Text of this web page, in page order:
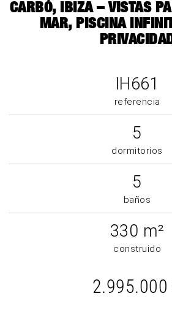
CARBÓ, IBIZA – VISTAS
MAR, PISCINA
IH661
referencia
5
dormitorios
5
baños
330 m²
construido
2.995.000